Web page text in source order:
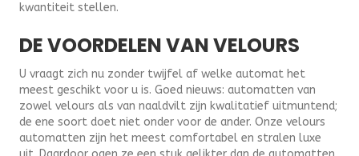
kwantiteit stellen.
DE VOORDELEN VAN VELOURS
U vraagt zich nu zonder twijfel af welke automat het
meest geschikt voor u is. Goed nieuws: automatten van
zowel velours als van naaldvilt zijn kwalitatief uitmuntend;
de ene soort doet niet onder voor de ander. Onze velours
automatten zijn het meest comfortabel en stralen luxe